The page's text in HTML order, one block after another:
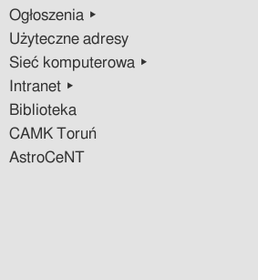
Ogłoszenia ▸
Użyteczne adresy
Sieć komputerowa ▸
Intranet ▸
Biblioteka
CAMK Toruń
AstroCeNT